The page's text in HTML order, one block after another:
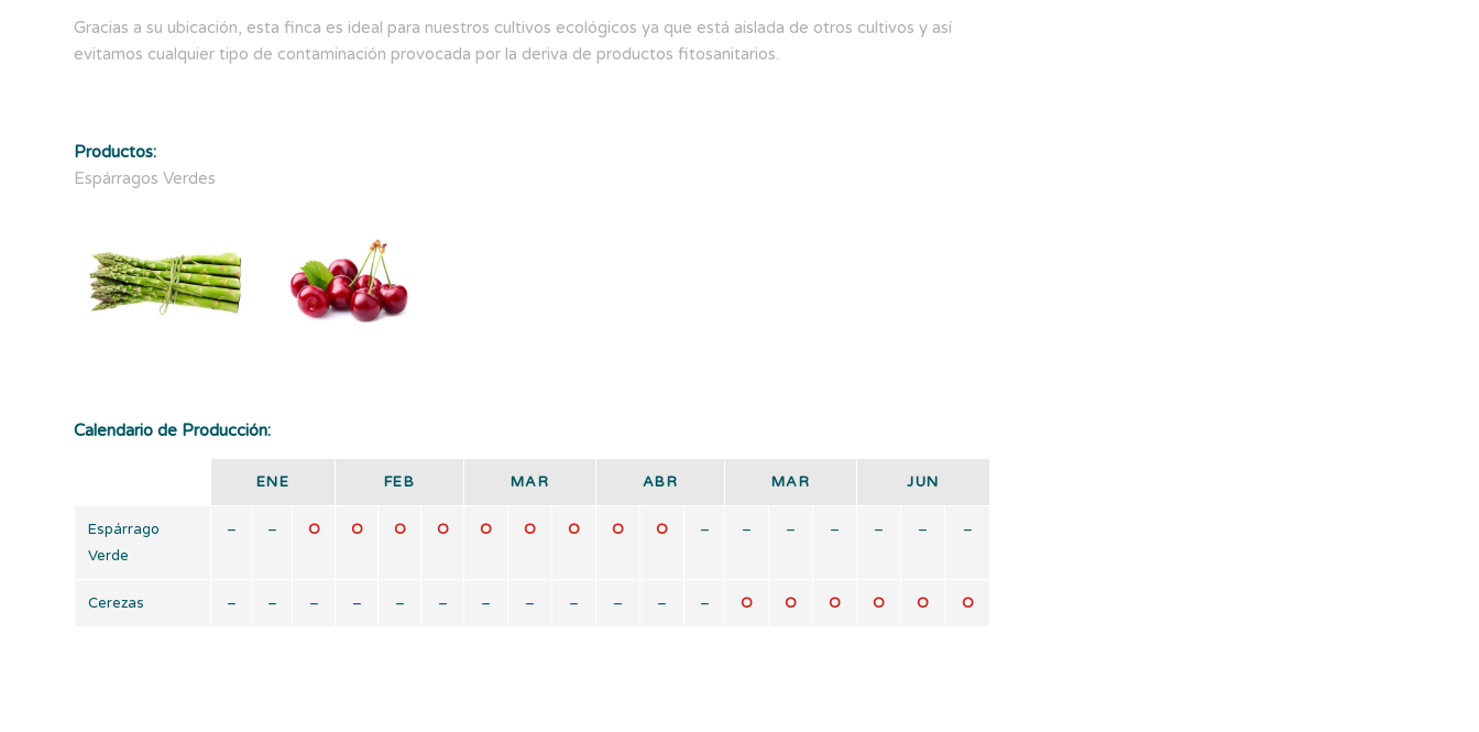
Gracias a su ubicación, esta finca es ideal para nuestros cultivos ecológicos ya que está aislada de otros cultivos y así
evitamos cualquier tipo de contaminación provocada por la deriva de productos fitosanitarios.
Productos:
Espárragos Verdes
Calendario de Producción:
ENE FEB MAR ABR MAR JUN
Espárrago
Verde
– – O O O O O O O O O – – – – – – –
Cerezas – – – – – – – – – – – – O O O O O O